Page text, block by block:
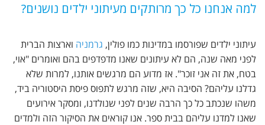
למה אנחנו כל כך מרותקים מעיתוני ילדים נושנים?
עיתוני ילדים שפורסמו במדינות כמו פולין, גרמניה וארצות הברית
לפני מאה שנה, הם לא עיתונים שאנו מדפדפים בהם ואומרים "אוי,
בטח, את זה אני זוכר". אז מדוע הם מרגשים אותנו, למרות שלא
גדלנו עליהם? הסיבה היא, שזה מרגש לתפוס פיסת היסטוריה ביד,
משהו שנכתב כל כך הרבה שנים לפני שנולדנו, ומסקר אירועים
שאנו למדנו עליהם בבית ספר. אנו קוראים את הסיקור הזה ולמדים